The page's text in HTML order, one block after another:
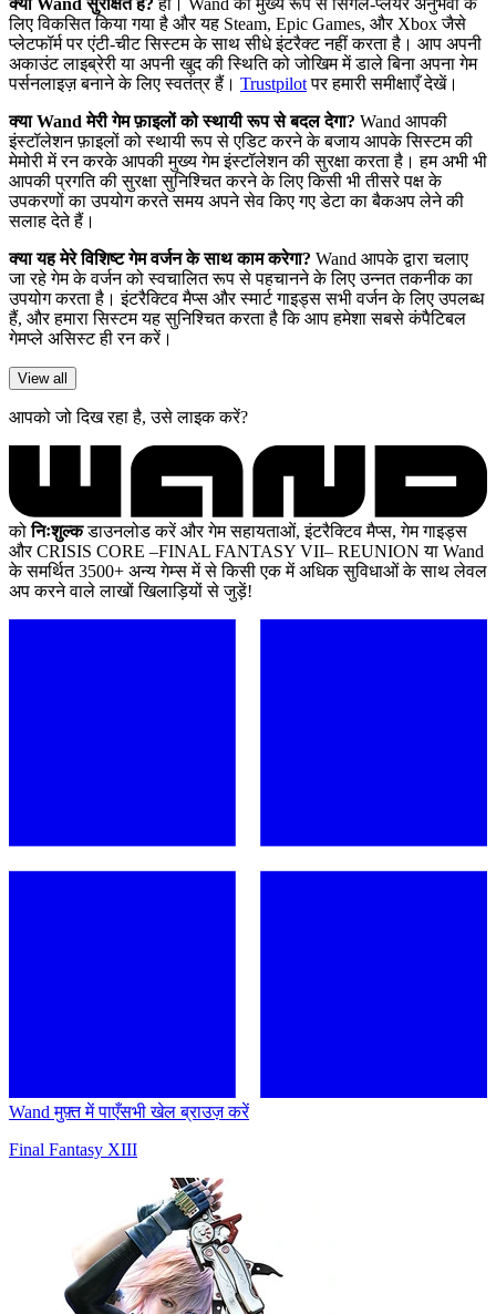
लिए विकसित किया गया है और यह Steam, Epic Games, और Xbox जैसे
प्लेटफॉर्म पर एंटी-चीट सिस्टम के साथ सीधे इंटरैक्ट नहीं करता है। आप अपनी
अकाउंट लाइब्रेरी या अपनी खुद की स्थिति को जोखिम में डाले बिना अपना गेम
पर्सनलाइज़ बनाने के लिए स्वतंत्र हैं। Trustpilotपर हमारी समीक्षाएँ देखें।
क्या Wand मेरी गेम फ़ाइलों को स्थायी रूप से बदल देगा? Wand आपकी
इंस्टॉलेशन फ़ाइलों को स्थायी रूप से एडिट करने के बजाय आपके सिस्टम की
मेमोरी में रन करके आपकी मुख्य गेम इंस्टॉलेशन की सुरक्षा करता है। हम अभी भी
आपकी प्रगति की सुरक्षा सुनिश्चित करने के लिए किसी भी तीसरे पक्ष के
उपकरणों का उपयोग करते समय अपने सेव किए गए डेटा का बैकअप लेने की
सलाह देते हैं।
क्या यह मेरे विशिष्ट गेम वर्जन के साथ काम करेगा? Wand आपके द्वारा चलाए
जा रहे गेम के वर्जन को स्वचालित रूप से पहचानने के लिए उन्नत तकनीक का
उपयोग करता है। इंटरैक्टिव मैप्स और स्मार्ट गाइड्स सभी वर्जन के लिए उपलब्ध
हैं, और हमारा सिस्टम यह सुनिश्चित करता है कि आप हमेशा सबसे कंपैटिबल
गेमप्ले असिस्ट ही रन करें।
View all
आपको जो दिख रहा है, उसे लाइक करें?
कोनिःशुल्कडाउनलोड करें और गेम सहायताओं, इंटरैक्टिव मैप्स, गेम गाइड्स
और CRISIS CORE –FINAL FANTASY VII– REUNION या Wand
के समर्थित 3500+ अन्य गेम्स में से किसी एक में अधिक सुविधाओं के साथ लेवल
अप करने वाले लाखों खिलाड़ियों से जुड़ें!
Wand मुफ़्त में पाएँसभी खेल ब्राउज़ करें
Final Fantasy XIII